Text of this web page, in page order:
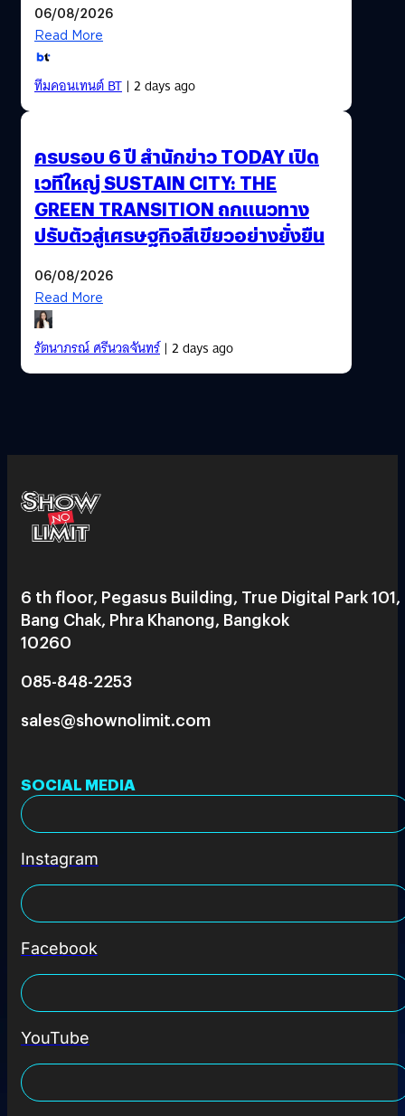
06/08/2026
Read More
ทีมคอนเทนต์ BT| 2 days ago
ครบรอบ 6 ปี สำนักข่าว TODAY เปิด
เวทีใหญ่ SUSTAIN CITY: THE
GREEN TRANSITION ถกแนวทาง
ปรับตัวสู่เศรษฐกิจสีเขียวอย่างยั่งยืน
06/08/2026
Read More
รัตนาภรณ์ ศรีนวลจันทร์| 2 days ago
6 th floor, Pegasus Building, True Digital Park 101,
Bang Chak, Phra Khanong, Bangkok
10260
085-848-2253
sales@shownolimit.com
SOCIAL MEDIA
Instagram
Facebook
YouTube